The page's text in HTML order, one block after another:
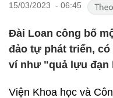
15/03/2023 - 06:45
Đài Loan công bố
đảo tự phát triển,
ví như "quả lựu đạn
Viện Khoa học và